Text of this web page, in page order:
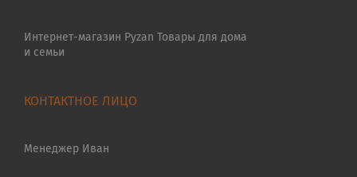
Интернет-магазин Pyzan Товары для дома
и семьи
Менеджер Иван